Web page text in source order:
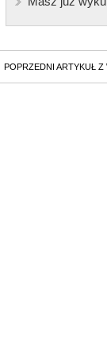
POPRZEDNI ARTYKUŁ Z